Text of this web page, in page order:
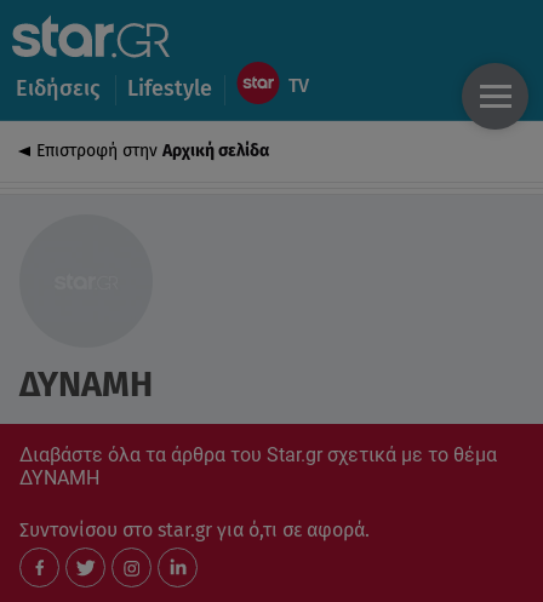
Ειδήσεις Lifestyle
Επιστροφή στην Αρχική σελίδα
ΔΥΝΑΜΗ
Διαβάστε όλα τα άρθρα του Star.gr σχετικά με το θέμα
ΔΥΝΑΜΗ
Συντονίσου στο star.gr για ό,τι σε αφορά.